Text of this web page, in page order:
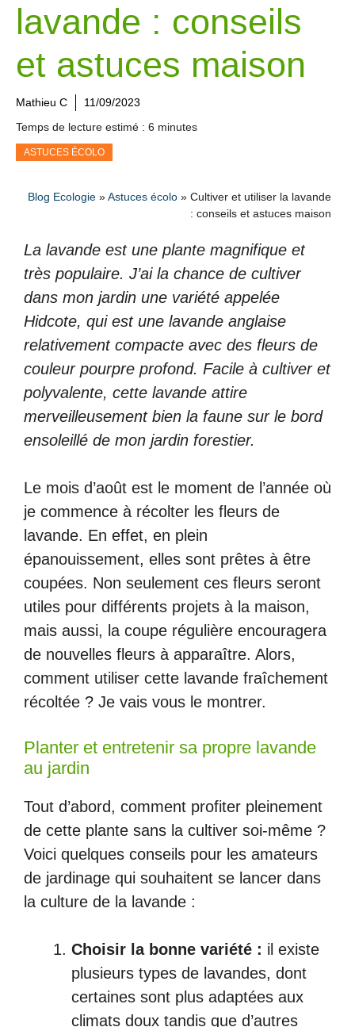
lavande : conseils
et astuces maison
Mathieu C
11/09/2023
Temps de lecture estimé : 6 minutes
ASTUCES ÉCOLO
Blog Ecologie »Astuces écolo » Cultiver et utiliser la lavande
: conseils et astuces maison
La lavande est une plante magnifique et
très populaire. J’ai la chance de cultiver
dans mon jardin une variété appelée
Hidcote, qui est une lavande anglaise
relativement compacte avec des fleurs de
couleur pourpre profond. Facile à cultiver et
polyvalente, cette lavande attire
merveilleusement bien la faune sur le bord
ensoleillé de mon jardin forestier.
Le mois d’août est le moment de l’année où
je commence à récolter les fleurs de
lavande. En effet, en plein
épanouissement, elles sont prêtes à être
coupées. Non seulement ces fleurs seront
utiles pour différents projets à la maison,
mais aussi, la coupe régulière encouragera
de nouvelles fleurs à apparaître. Alors,
comment utiliser cette lavande fraîchement
récoltée ? Je vais vous le montrer.
Planter et entretenir sa propre lavande
au jardin
Tout d’abord, comment profiter pleinement
de cette plante sans la cultiver soi-même ?
Voici quelques conseils pour les amateurs
de jardinage qui souhaitent se lancer dans
la culture de la lavande :
Choisir la bonne variété : il existe
plusieurs types de lavandes, dont
certaines sont plus adaptées aux
climats doux tandis que d’autres